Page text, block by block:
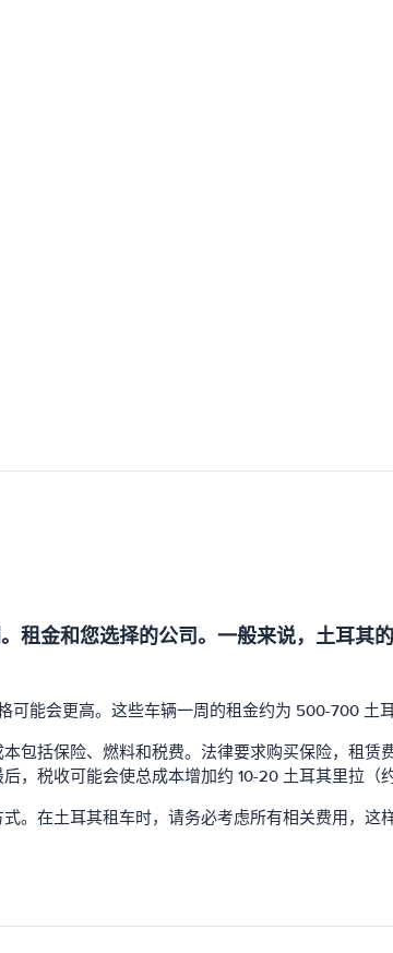
租金和您选择的公司。一般来说，土耳其
能会更高。这些车辆一周的租金约为 500-700 土
包括保险、燃料和税费。法律要求购买保险，租
税收可能会使总成本增加约 10-20 土耳其里拉（约
。在土耳其租车时，请务必考虑所有相关费用，这